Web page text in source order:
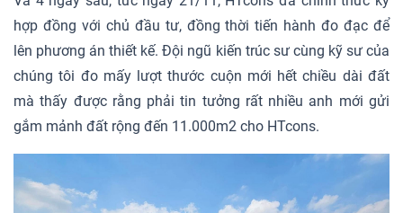
hợp đồng với chủ đầu tư, đồng thời tiến hành đo đạc để
lên phương án thiết kế. Đội ngũ kiến trúc sư cùng kỹ sư của
chúng tôi đo mấy lượt thước cuộn mới hết chiều dài đất
mà thấy được rằng phải tin tưởng rất nhiều anh mới gửi
gắm mảnh đất rộng đến 11.000m2 cho HTcons.